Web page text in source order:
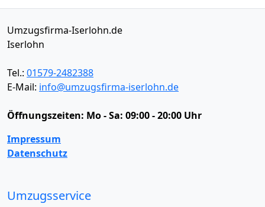
Umzugsfirma-Iserlohn.de
Iserlohn
Tel.: 01579-2482388
E-Mail: info@umzugsfirma-iserlohn.de
Öffnungszeiten: Mo - Sa: 09:00 - 20:00 Uhr
Impressum
Datenschutz
Umzugsservice